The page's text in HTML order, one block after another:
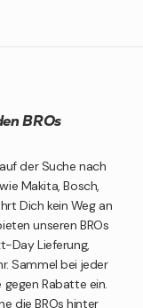
BROs
der Suche nach
Makita, Bosch,
Dich kein Weg an
unseren BROs
Day Lieferung,
Sammel bei jeder
Rabatte ein.
die BROs hinter